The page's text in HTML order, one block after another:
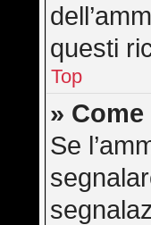
questi
Top
»
Se